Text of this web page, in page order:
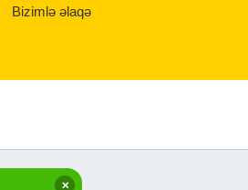
Bizimlə əlaqə
✕